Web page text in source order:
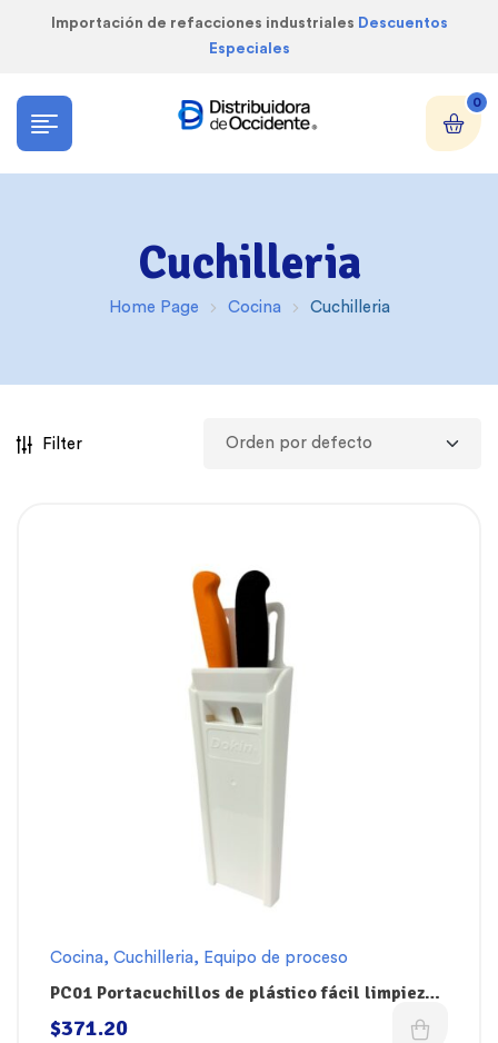
Importación de refacciones industriales Descuentos
Especiales
0
Cuchilleria
Home Page Cocina Cuchilleria
Filter
Cocina, Cuchilleria, Equipo de proceso
PC01 Portacuchillos de plástico fácil limpieza
de 32 x 11 cm Dokin
$371.20